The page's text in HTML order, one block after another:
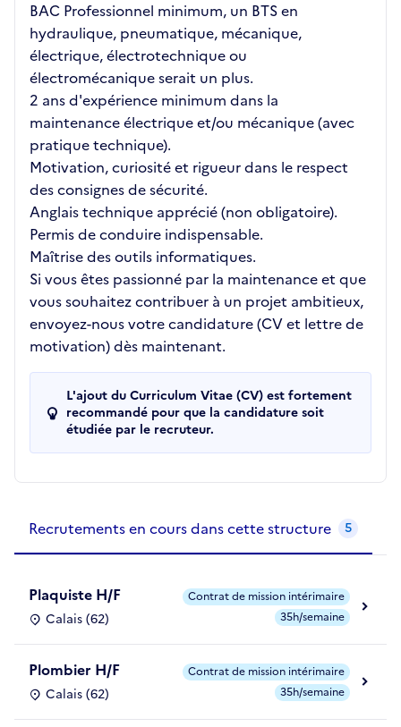
BAC Professionnel minimum, un BTS en
hydraulique, pneumatique, mécanique,
électrique, électrotechnique ou
électromécanique serait un plus.
2 ans d'expérience minimum dans la
maintenance électrique et/ou mécanique (avec
pratique technique).
Motivation, curiosité et rigueur dans le respect
des consignes de sécurité.
Anglais technique apprécié (non obligatoire).
Permis de conduire indispensable.
Maîtrise des outils informatiques.
Si vous êtes passionné par la maintenance et que
vous souhaitez contribuer à un projet ambitieux,
envoyez-nous votre candidature (CV et lettre de
motivation) dès maintenant.
L'ajout du Curriculum Vitae (CV) est fortement
recommandé pour que la candidature soit
étudiée par le recruteur.
Recrutements en cours dans cette structure 5
Plaquiste H/F
Calais (62)
Contrat de mission intérimaire
35h/semaine
Plombier H/F
Calais (62)
Contrat de mission intérimaire
35h/semaine